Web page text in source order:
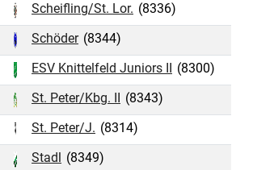
Scheifling/St. Lor. (8336)
Schöder (8344)
ESV Knittelfeld Juniors II (8300)
St. Peter/Kbg. II (8343)
St. Peter/J. (8314)
Stadl (8349)